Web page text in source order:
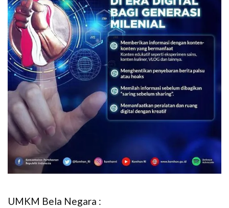
UMKM Bela Negara :